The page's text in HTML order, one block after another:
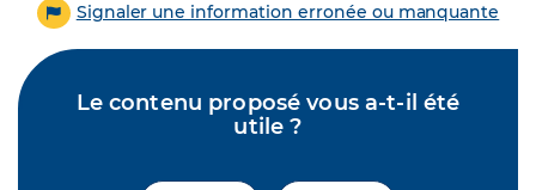
Signaler une information erronée ou manquante
Le contenu proposé vous a-t-il été
utile ?